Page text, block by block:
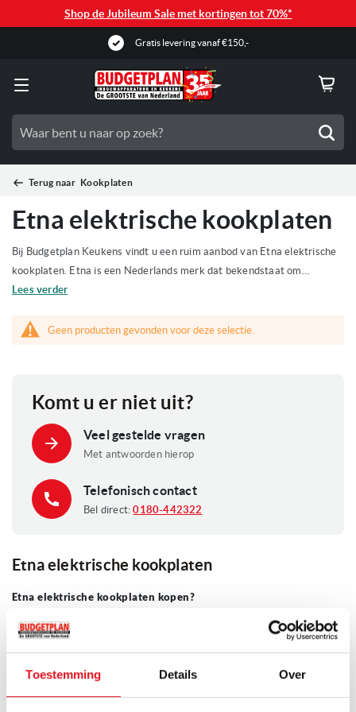
Toestemming Details Over
Shop de Jubileum Sale met kortingen tot 70%*
Gratis levering vanaf €150,-
Terug naar Kookplaten
Etna elektrische kookplaten
Bij Budgetplan Keukens vindt u een ruim aanbod van Etna elektrische
kookplaten. Etna is een Nederlands merk dat bekendstaat om
degelijke kwaliteit, gebruiksvriendelijke functies en een betaalbare
haalt u comfort en functionaliteit in huis. Bekijk het assortiment op
Lees verder
Geen producten gevonden voor deze selectie.
Komt u er niet uit?
Veel gestelde vragen
Met antwoorden hierop
Telefonisch contact
Bel direct:0180-442322
Etna elektrische kookplaten
Etna elektrische kookplaten kopen?
Etna elektrische kookplaten combineren gebruiksgemak met een
strak design en vormen een betrouwbare keuze voor iedere keuken.
Of u nu dagelijks kookt of af en toe een maaltijd bereidt, met Etna
haalt u comfort en functionaliteit in huis.